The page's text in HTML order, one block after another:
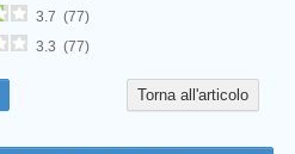
3.7 (77)
3.3 (77)
Torna all'articolo